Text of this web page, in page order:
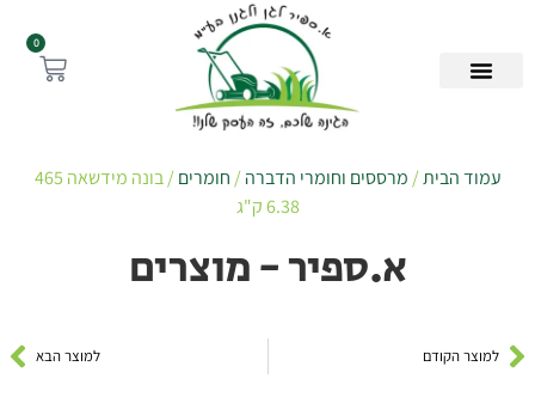
0
עמוד הבית/מרססים וחומרי הדברה/חומרים
/ בונה מידשאה 465
6.38 ק"ג
א.ספיר - מוצרים
למוצר הקודם למוצר הבא